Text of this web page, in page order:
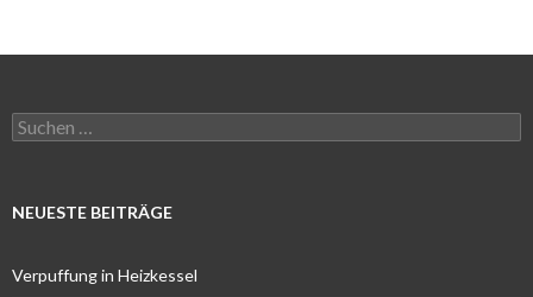
Suchen
nach:
NEUESTE BEITRÄGE
Verpuffung in Heizkessel